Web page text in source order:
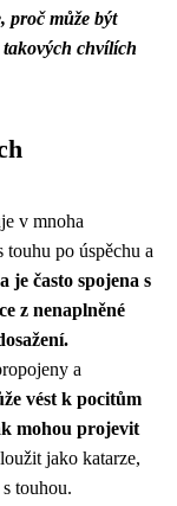
proč může být
chvílích
v mnoha
po úspěchu a
je často spojena s
z nenaplněné
a
vést k pocitům
mohou projevit
jako katarze,
touhou.